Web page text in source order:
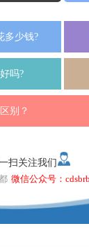
多少钱?
吗?
别？
扫关注我们
微信公众号：